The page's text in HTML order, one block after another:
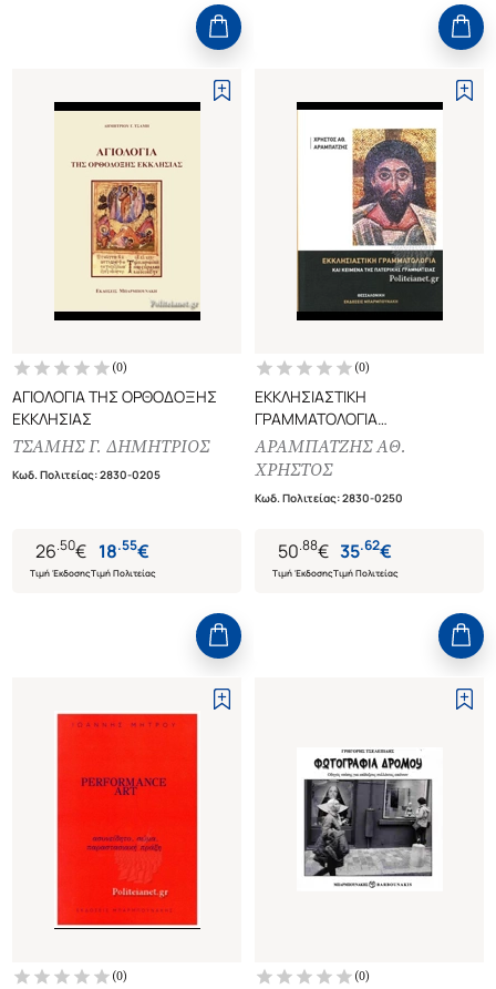
(0)
ΑΓΙΟΛΟΓΙΑ ΤΗΣ ΟΡΘΟΔΟΞΗΣ
ΕΚΚΛΗΣΙΑΣ
ΤΣΑΜΗΣ Γ. ΔΗΜΗΤΡΙΟΣ
Κωδ. Πολιτείας:2830-0205
26.50€
Τιμή Έκδοσης
18.55€
Τιμή Πολιτείας
(0)
ΕΚΚΛΗΣΙΑΣΤΙΚΗ
ΓΡΑΜΜΑΤΟΛΟΓΙΑ
ΚΑΙ ΚΕΙΜΕΝΑ ΤΗΣ ΠΑΤΕΡΙΚΗΣ
ΓΡΑΜΜΑΤΕΙΑΣ
ΑΡΑΜΠΑΤΖΗΣ ΑΘ.
ΧΡΗΣΤΟΣ
Κωδ. Πολιτείας:2830-0250
50.88€
Τιμή Έκδοσης
35.62€
Τιμή Πολιτείας
(0) (0)